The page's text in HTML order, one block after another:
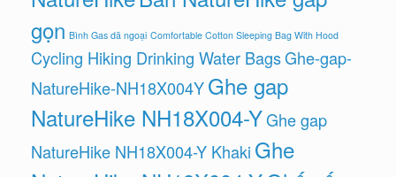
gọn Bình Gas dã ngoại Comfortable Cotton Sleeping Bag With Hood
Cycling Hiking Drinking Water BagsGhe-gap-
NatureHike-NH18X004YGhe gap
NatureHike NH18X004-YGhe gap
NatureHike NH18X004-Y Khaki Ghe